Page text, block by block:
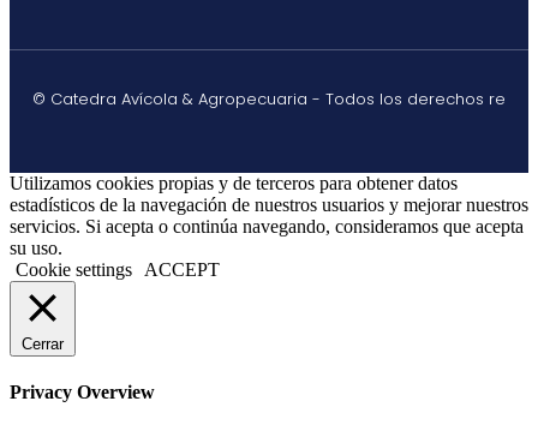
© Catedra Avícola & Agropecuaria - Todos los derechos re
Utilizamos cookies propias y de terceros para obtener datos
estadísticos de la navegación de nuestros usuarios y mejorar nuestros
servicios. Si acepta o continúa navegando, consideramos que acepta
su uso.
Cookie settings
ACCEPT
Cerrar
Privacy Overview